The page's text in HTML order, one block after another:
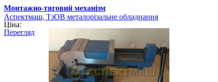
Монтажно-тяговий механізм
Аспектмаш, ТзОВ металорізальне обладнання
Ціна:
Перегляд